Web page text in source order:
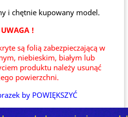
i chętnie kupowany model.
UWAGA !
są folią zabezpieczającą w
niebieskim, białym lub
produktu należy usunąć
powierzchni.
by POWIĘKSZYĆ